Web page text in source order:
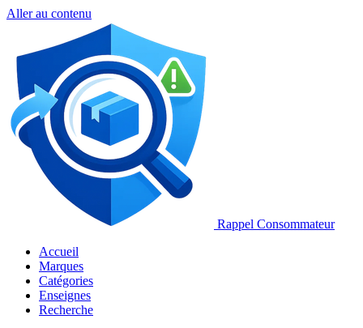
Aller au contenu
Rappel Consommateur
Accueil
Marques
Catégories
Enseignes
Recherche